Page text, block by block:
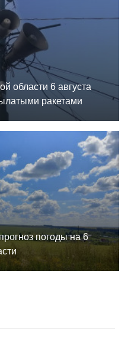
области 6 августа
ракетами
погоды на 6